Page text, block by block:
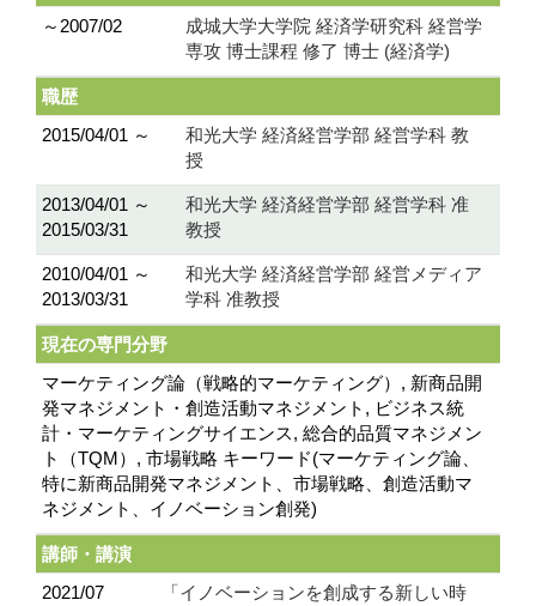
～2007/02
成城大学大学院 経済学研究科 経営学
専攻 博士課程 修了 博士 (経済学)
職歴
2015/04/01 ～
和光大学 経済経営学部 経営学科 教
授
2013/04/01 ～
2015/03/31
和光大学 経済経営学部 経営学科 准
教授
2010/04/01 ～
2013/03/31
和光大学 経済経営学部 経営メディア
学科 准教授
現在の専門分野
マーケティング論（戦略的マーケティング）, 新商品開
発マネジメント・創造活動マネジメント, ビジネス統
計・マーケティングサイエンス, 総合的品質マネジメン
ト（TQM）, 市場戦略 キーワード(マーケティング論、
特に新商品開発マネジメント、市場戦略、創造活動マ
ネジメント、イノベーション創発)
講師・講演
2021/07
「イノベーションを創成する新しい時